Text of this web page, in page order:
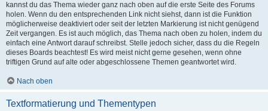
kannst du das Thema wieder ganz nach oben auf die erste Seite des Forums
holen. Wenn du den entsprechenden Link nicht siehst, dann ist die Funktion
möglicherweise deaktiviert oder seit der letzten Markierung ist nicht genügend
Zeit vergangen. Es ist auch möglich, das Thema nach oben zu holen, indem du
einfach eine Antwort darauf schreibst. Stelle jedoch sicher, dass du die Regeln
dieses Boards beachtest! Es wird meist nicht gerne gesehen, wenn ohne
triftigen Grund auf alte oder abgeschlossene Themen geantwortet wird.
Nach oben
Textformatierung und Thementypen